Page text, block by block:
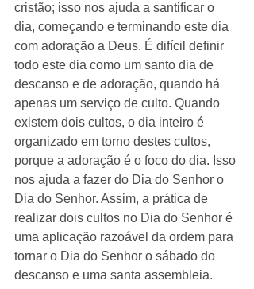
cristão; isso nos ajuda a santificar o
dia, começando e terminando este dia
com adoração a Deus. É difícil definir
todo este dia como um santo dia de
descanso e de adoração, quando há
apenas um serviço de culto. Quando
existem dois cultos, o dia inteiro é
organizado em torno destes cultos,
porque a adoração é o foco do dia. Isso
nos ajuda a fazer do Dia do Senhor o
Dia do Senhor. Assim, a prática de
realizar dois cultos no Dia do Senhor é
uma aplicação razoável da ordem para
tornar o Dia do Senhor o sábado do
descanso e uma santa assembleia.